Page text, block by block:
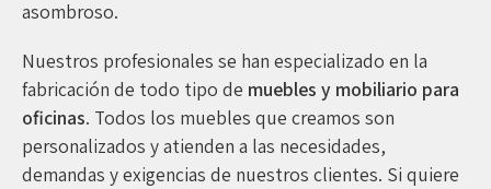
asombroso.
Nuestros profesionales se han especializado en la
fabricación de todo tipo de muebles y mobiliario para
oficinas. Todos los muebles que creamos son
personalizados y atienden a las necesidades,
demandas y exigencias de nuestros clientes. Si quiere